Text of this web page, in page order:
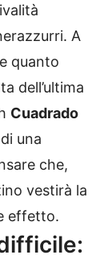
A
quanto
dell’ultima
Cuadrado
una
che,
vestirà la
effetto.